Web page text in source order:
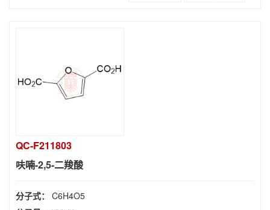
QC-F211803
呋喃-2,5-二羧酸
分子式： C6H4O5